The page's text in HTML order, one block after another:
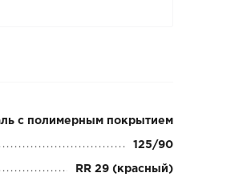
с полимерным покрытием
125/90
RR 29 (красный)